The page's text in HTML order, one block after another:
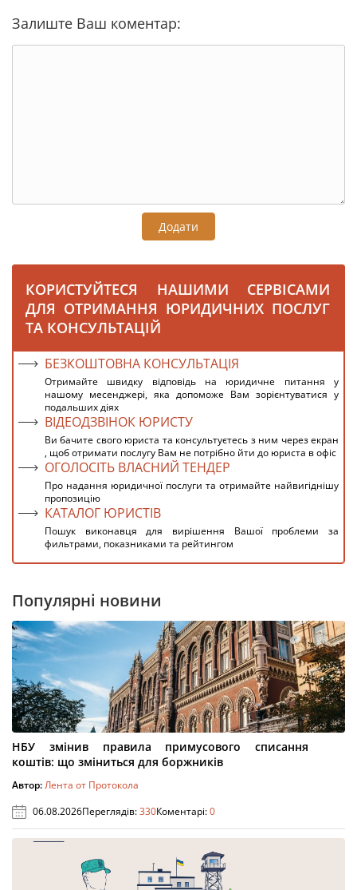
Залиште Ваш коментар:
Додати
КОРИСТУЙТЕСЯ НАШИМИ СЕРВІСАМИ
ДЛЯ ОТРИМАННЯ ЮРИДИЧНИХ ПОСЛУГ
ТА КОНСУЛЬТАЦІЙ
БЕЗКОШТОВНА КОНСУЛЬТАЦІЯ
Отримайте швидку відповідь на юридичне питання у
нашому месенджері, яка допоможе Вам зорієнтуватися у
подальших діях
ВІДЕОДЗВІНОК ЮРИСТУ
Ви бачите свого юриста та консультуєтесь з ним через екран
, щоб отримати послугу Вам не потрібно йти до юриста в офіс
ОГОЛОСІТЬ ВЛАСНИЙ ТЕНДЕР
Про надання юридичної послуги та отримайте найвигіднішу
пропозицію
КАТАЛОГ ЮРИСТІВ
Пошук виконавця для вирішення Вашої проблеми за
фильтрами, показниками та рейтингом
Популярні новини
НБУ змінив правила примусового списання
коштів: що зміниться для боржників
Автор:Лента от Протокола
06.08.2026Переглядів:330Коментарі:0